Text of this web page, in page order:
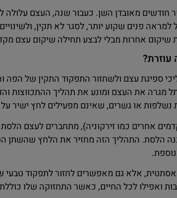
מאובדן השן. כעבור שנה, העצם
פנים שקוע יותר, לסגר לא תקין,
שיקום אחרות מבלי לבצע תחילה שיקום עצם
ספיגת עצם ולשחזור התפקוד התקין של
את העצם ומונע את תהליך ההתכווצות
נשלפות או גשרים, שאינם מפעילים לחץ ישיר
אחרים כמו זירקוניה), מתחברים לעצם
הלסת. התהליך הזה מחזיר את הלחץ שהשתן
אלא גם מאפשרים לחזור לתפקוד טבעי
ואפילו לכל החיים, כאשר התחזוקה שלו כוללת